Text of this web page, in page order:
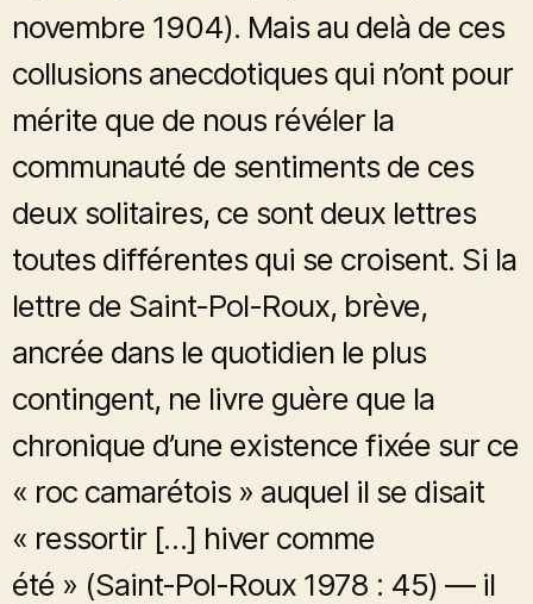
novembre 1904). Mais au delà de ces
collusions anecdotiques qui n’ont pour
mérite que de nous révéler la
communauté de sentiments de ces
deux solitaires, ce sont deux lettres
toutes différentes qui se croisent. Si la
lettre de Saint-Pol-Roux, brève,
ancrée dans le quotidien le plus
contingent, ne livre guère que la
chronique d’une existence fixée sur ce
« roc camarétois » auquel il se disait
« ressortir […] hiver comme
été » (Saint-Pol-Roux 1978 : 45) — il